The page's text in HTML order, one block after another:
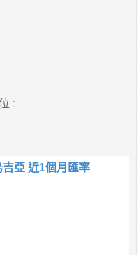
:
亞 近1個月匯率